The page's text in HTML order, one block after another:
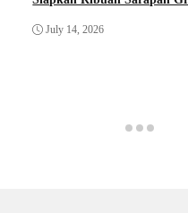
July 14, 2026